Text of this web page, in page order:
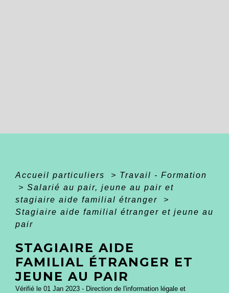
Accueil particuliers > Travail - Formation
> Salarié au pair, jeune au pair et
stagiaire aide familial étranger
>
Stagiaire aide familial étranger et jeune au
pair
STAGIAIRE AIDE
FAMILIAL ÉTRANGER ET
JEUNE AU PAIR
Vérifié le 01 Jan 2023 - Direction de l'information légale et